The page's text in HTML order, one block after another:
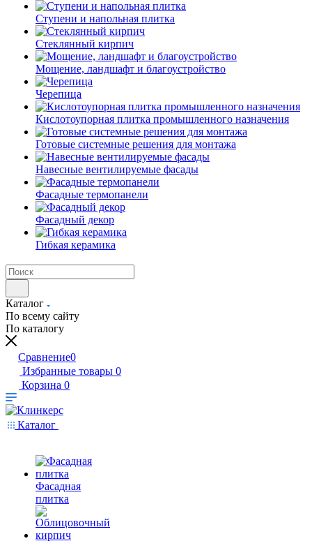
Ступени и напольная плитка
Cтеклянный кирпич
Мощение, ландшафт и благоустройство
Черепица
Кислотоупорная плитка промышленного назначения
Готовые системные решения для монтажа
Навесные вентилируемые фасады
Фасадные термопанели
Фасадный декор
Гибкая керамика
Каталог
По всему сайту
По каталогу
Сравнение0
Избранные товары 0
Корзина 0
Каталог
Фасадная
плитка